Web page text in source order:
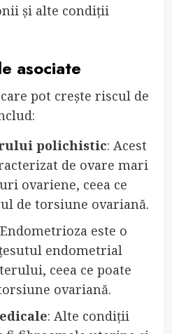
și alte condiții
asociate
pot crește riscul de
polichistic: Acest
de ovare mari
ovariene, ceea ce
de torsiune ovariană.
este o
endometrial
ceea ce poate
ovariană.
: Alte condiții